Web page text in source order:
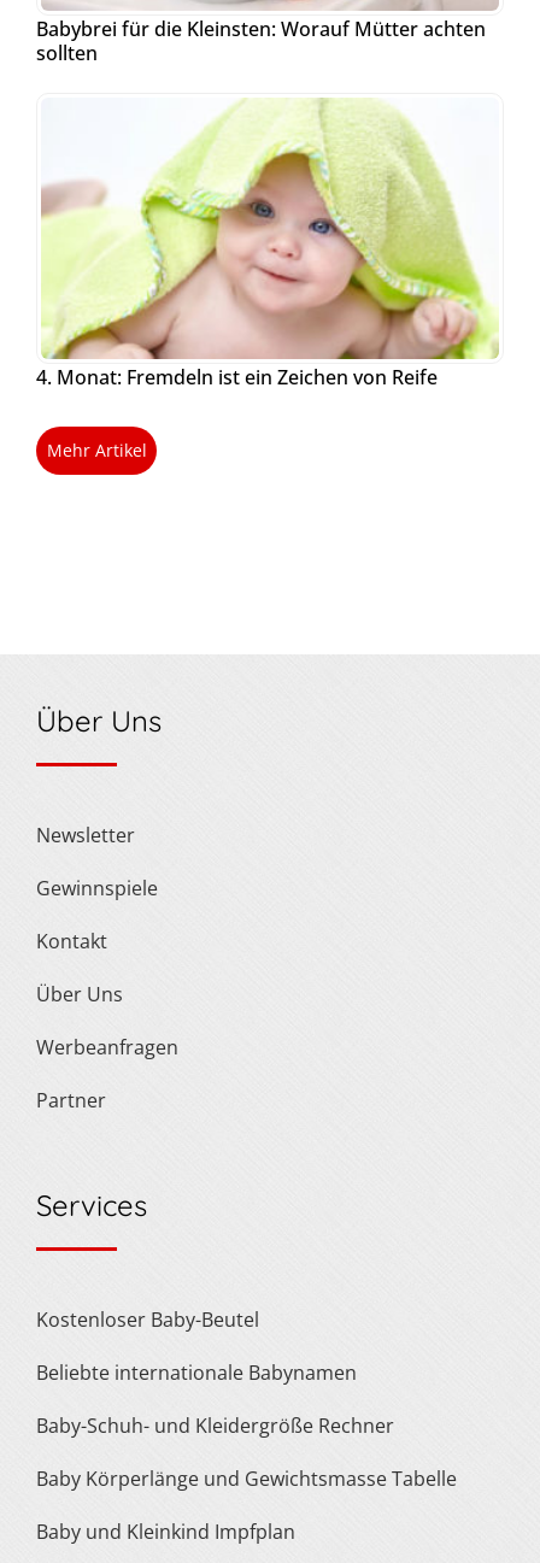
Babybrei für die Kleinsten: Worauf Mütter achten
sollten
4. Monat: Fremdeln ist ein Zeichen von Reife
Mehr Artikel
Über Uns
Newsletter
Gewinnspiele
Kontakt
Über Uns
Werbeanfragen
Partner
Services
Kostenloser Baby-Beutel
Beliebte internationale Babynamen
Baby-Schuh- und Kleidergröße Rechner
Baby Körperlänge und Gewichtsmasse Tabelle
Baby und Kleinkind Impfplan